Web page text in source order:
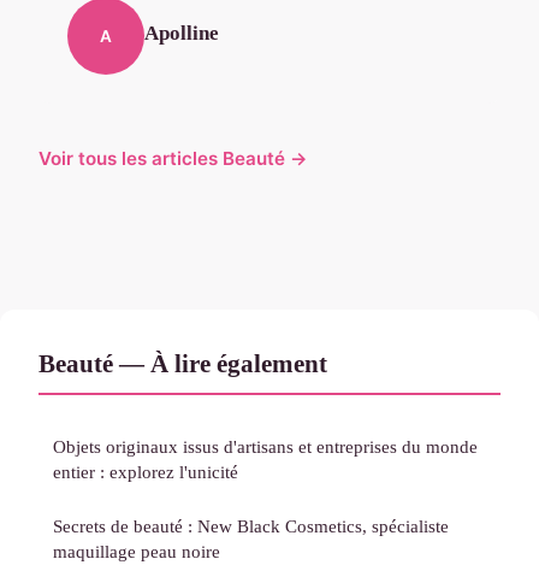
A Apolline
Voir tous les articles Beauté →
Beauté — À lire également
Objets originaux issus d'artisans et entreprises du monde
entier : explorez l'unicité
Secrets de beauté : New Black Cosmetics, spécialiste
maquillage peau noire